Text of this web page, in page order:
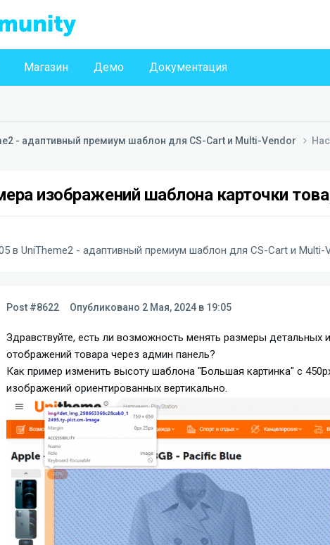
Магазин Демо Документация
- адаптивный премиум шаблон для CS-Cart и Multi-Vendor
изображений шаблона карточки
в UniTheme2 - адаптивный премиум шаблон для CS-Cart и Multi-
Post #8622 Опубликовано 2 Мая, 2024 в 19:05
Здравствуйте, есть ли возможность менять размеры
отображений товара через админ панель?
Как пример изменить высоту шаблона "Большая картинка" с
изображений ориентированных вертикально.